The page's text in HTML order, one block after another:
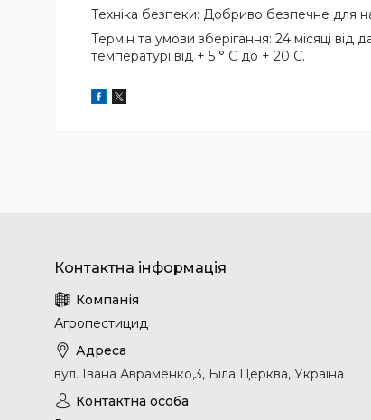
Техніка безпеки: Добриво безпечне для
Термін та умови зберігання: 24 місяці
температурі від + 5 ° С до + 20 С.
Агропестицид
вул. Івана Авраменко,3, Біла Церква, Україна